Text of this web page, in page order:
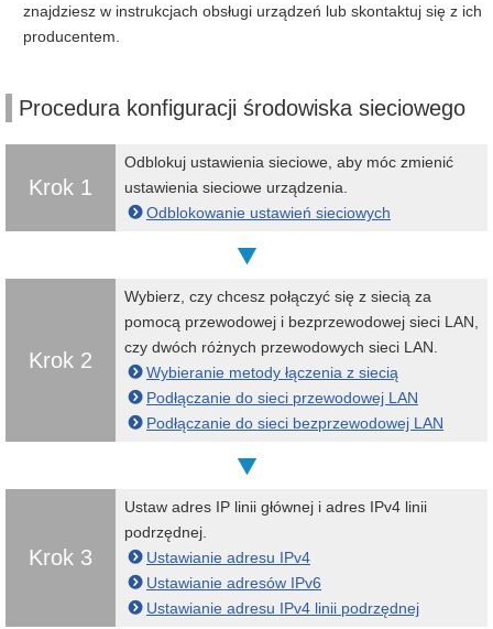
znajdziesz w instrukcjach obsługi urządzeń lub skontaktuj się z ich
producentem.
Procedura konfiguracji środowiska sieciowego
Krok 1
Odblokuj ustawienia sieciowe, aby móc zmienić
ustawienia sieciowe urządzenia.
Odblokowanie ustawień sieciowych
Krok 2
Wybierz, czy chcesz połączyć się z siecią za
pomocą przewodowej i bezprzewodowej sieci LAN,
czy dwóch różnych przewodowych sieci LAN.
Wybieranie metody łączenia z siecią
Podłączanie do sieci przewodowej LAN
Podłączanie do sieci bezprzewodowej LAN
Krok 3
Ustaw adres IP linii głównej i adres IPv4 linii
podrzędnej.
Ustawianie adresu IPv4
Ustawianie adresów IPv6
Ustawianie adresu IPv4 linii podrzędnej